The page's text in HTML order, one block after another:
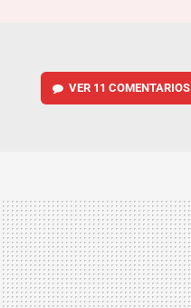
VER 11 COMENTARIOS